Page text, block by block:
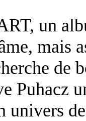
un
mais
de
Puhacz
univers